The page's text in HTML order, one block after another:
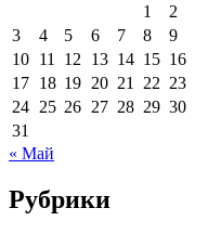
1
2
3
4 5 6 7 8
9
10 11 12 13 14 15 16
17 18 19 20 21 22 23
24 25 26 27 28 29 30
31
« Май
Рубрики